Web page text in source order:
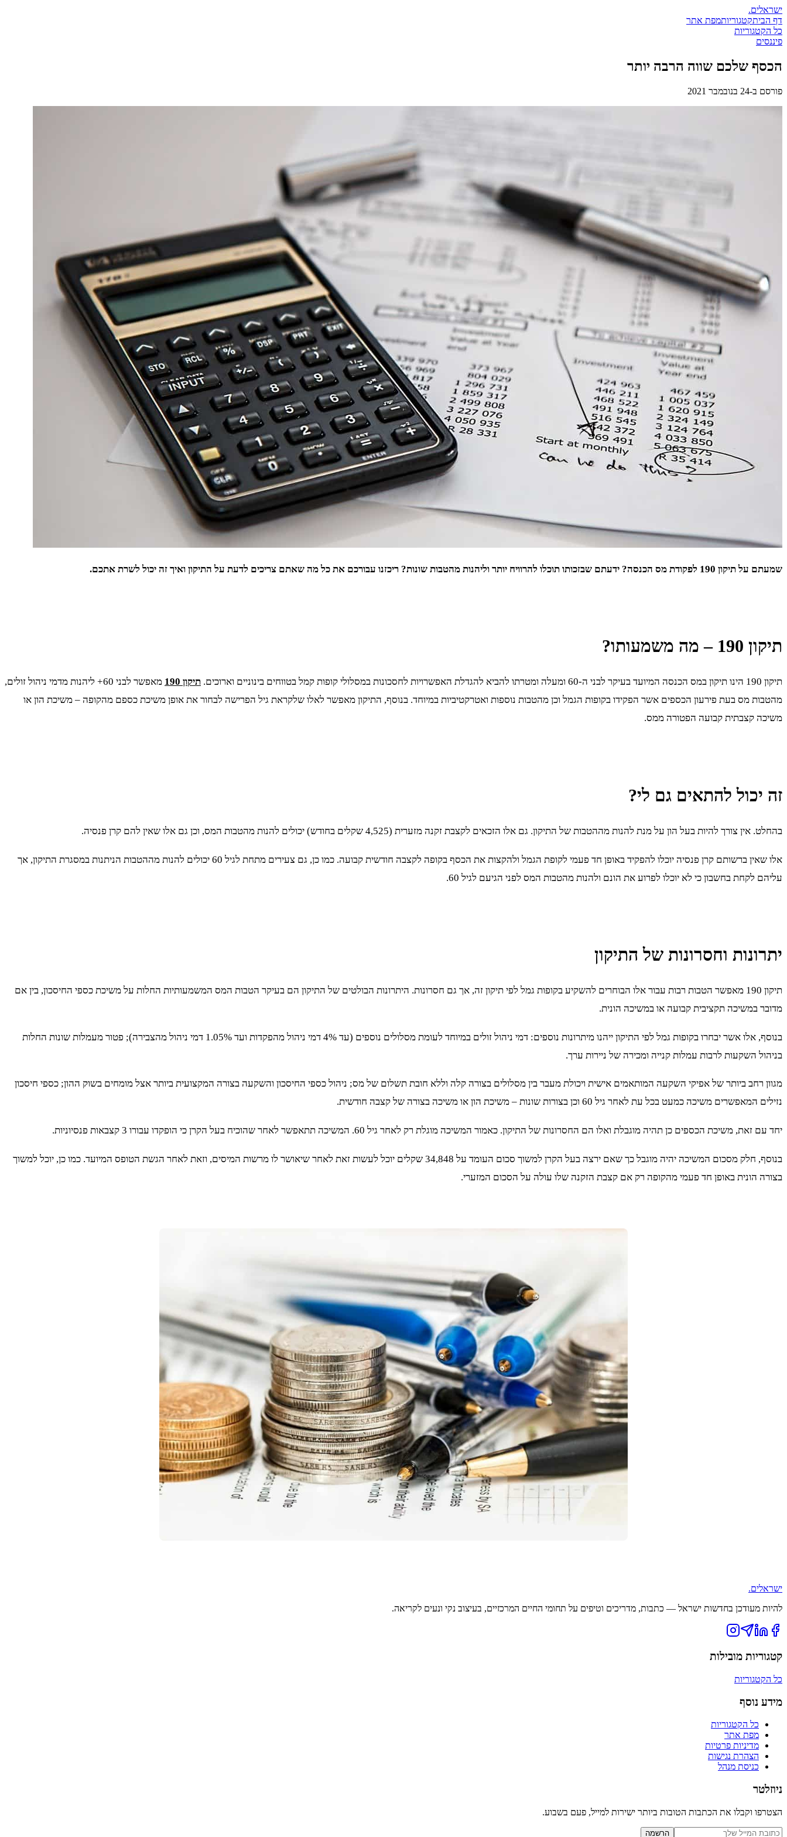
ישראלים.
דף הביתקטגוריותמפת אתר
כל הקטגוריות
פיננסים
הכסף שלכם שווה הרבה יותר
פורסם ב-24 בנובמבר 2021
שמעתם על תיקון 190 לפקודת מס הכנסה? ידעתם שבזכותו תוכלו להרוויח יותר וליהנות מהטבות שונות? ריכזנו עבורכם את כל מה שאתם צריכים לדעת על התיקון ואיך זה יכול לשרת אתכם.
תיקון 190 – מה משמעותו?
תיקון 190 הינו תיקון במס הכנסה המיועד בעיקר לבני ה-60 ומעלה ומטרתו להביא להגדלת האפשרויות לחסכונות במסלולי קופות קמל בטווחים בינוניים וארוכים. תיקון 190
מאפשר לבני 60+ ליהנות מדמי ניהול זולים,
מהטבות מס בעת פירעון הכספים אשר הפקידו בקופות הגמל וכן מהטבות נוספות ואטרקטיביות במיוחד. בנוסף, התיקון מאפשר לאלו שלקראת גיל הפרישה לבחור את אופן משיכת כספם מהקופה – משיכת הון או
משיכה קצבתית קבועה הפטורה ממס.
זה יכול להתאים גם לי?
בהחלט. אין צורך להיות בעל הון על מנת להנות מההטבות של התיקון. גם אלו הזכאים לקצבת זקנה מזערית (4,525 שקלים בחודש) יכולים להנות מהטבות המס, וכן גם אלו שאין להם קרן פנסיה.
אלו שאין ברשותם קרן פנסיה יוכלו להפקיד באופן חד פעמי לקופת הגמל ולהקצות את הכסף בקופה לקצבה חודשית קבועה. כמו כן, גם צעירים מתחת לגיל 60 יכולים להנות מההטבות הניתנות במסגרת התיקון, אך
עליהם לקחת בחשבון כי לא יוכלו לפרוע את הונם ולהנות מהטבות המס לפני הגיעם לגיל 60.
יתרונות וחסרונות של התיקון
תיקון 190 מאפשר הטבות רבות עבור אלו הבוחרים להשקיע בקופות גמל לפי תיקון זה, אך גם חסרונות. היתרונות הבולטים של התיקון הם בעיקר הטבות המס המשמעותיות החלות על משיכת כספי החיסכון, בין אם
מדובר במשיכה תקציבית קבועה או במשיכה הונית.
בנוסף, אלו אשר יבחרו בקופות גמל לפי התיקון ייהנו מיתרונות נוספים: דמי ניהול זולים במיוחד לעומת מסלולים נוספים (עד 4% דמי ניהול מהפקדות ועד 1.05% דמי ניהול מהצבירה); פטור מעמלות שונות החלות
בניהול השקעות לרבות עמלות קנייה ומכירה של ניירות ערך.
מגוון רחב ביותר של אפיקי השקעה המותאמים אישית ויכולת מעבר בין מסלולים בצורה קלה וללא חובת תשלום של מס; ניהול כספי החיסכון והשקעה בצורה המקצועית ביותר אצל מומחים בשוק ההון; כספי חיסכון
נזילים המאפשרים משיכה כמעט בכל עת לאחר גיל 60 וכן בצורות שונות – משיכת הון או משיכה בצורה של קצבה חודשית.
יחד עם זאת, משיכת הכספים כן תהיה מוגבלת ואלו הם החסרונות של התיקון. כאמור המשיכה מוגלת רק לאחר גיל 60. המשיכה תתאפשר לאחר שהוכיח בעל הקרן כי הופקדו עבורו 3 קצבאות פנסיוניות.
בנוסף, חלק מסכום המשיכה יהיה מוגבל כך שאם ירצה בעל הקרן למשוך סכום העומד על 34,848 שקלים יוכל לעשות זאת לאחר שיאושר לו מרשות המיסים, וזאת לאחר הגשת הטופס המיועד. כמו כן, יוכל למשוך
בצורה הונית באופן חד פעמי מהקופה רק אם קצבת הזקנה שלו עולה על הסכום המזערי.
ישראלים.
להיות מעודכן בחדשות ישראל — כתבות, מדריכים וטיפים על תחומי החיים המרכזיים, בעיצוב נקי ונעים לקריאה.
קטגוריות מובילות
כל הקטגוריות
מידע נוסף
כל הקטגוריות
מפת אתר
מדיניות פרטיות
הצהרת נגישות
כניסת מנהל
ניוזלטר
הצטרפו וקבלו את הכתבות הטובות ביותר ישירות למייל, פעם בשבוע.
הרשמה